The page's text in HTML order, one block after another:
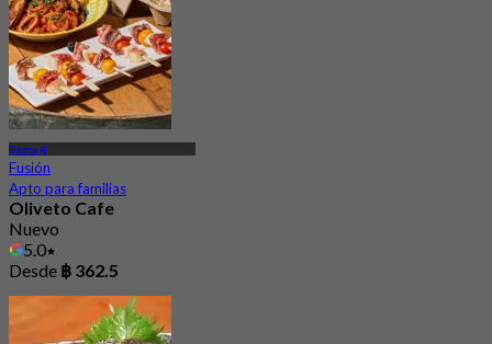
Rama 4
Fusión
Apto para familias
Oliveto Cafe
Nuevo
5.0
Desde ฿ 362.5